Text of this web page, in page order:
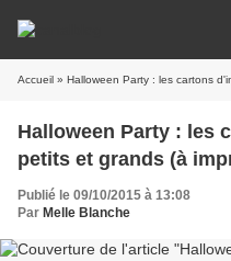
Accueil » Halloween Party : les cartons
Halloween Party : les
petits et grands (à
Publié le 09/10/2015 à 13:08
Par Melle Blanche